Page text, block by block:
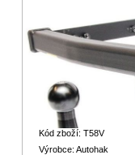
Kód zboží: T58V
Výrobce: Autohak